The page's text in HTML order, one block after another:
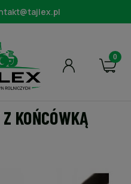
KOŃCÓWKĄ